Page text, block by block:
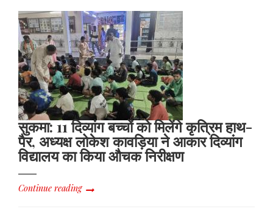
सुकमा: 11 दिव्यांग बच्चों को मिलेंगे कृत्रिम हाथ-
पैर, अध्यक्ष लोकेश कावड़िया ने आकार दिव्यांग
विद्यालय का किया औचक निरीक्षण
Continue reading